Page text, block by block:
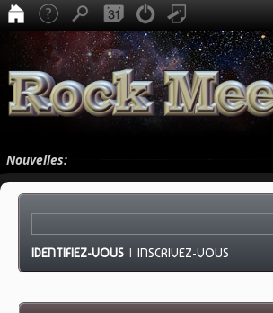
Nouvelles:
IDENTIFIEZ-VOUS |INSCRIVEZ-VOUS